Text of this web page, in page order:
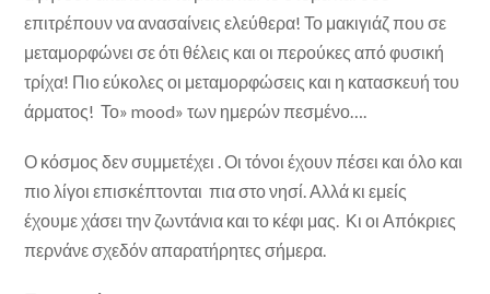
επιτρέπουν να ανασαίνεις ελεύθερα! Το μακιγιάζ που σε
μεταμορφώνει σε ότι θέλεις και οι περούκες από φυσική
τρίχα! Πιο εύκολες οι μεταμορφώσεις και η κατασκευή του
άρματος! Το» mood» των ημερών πεσμένο….
Ο κόσμος δεν συμμετέχει . Οι τόνοι έχουν πέσει και όλο και
πιο λίγοι επισκέπτονται πια στο νησί. Αλλά κι εμείς
έχουμε χάσει την ζωντάνια και το κέφι μας. Κι οι Απόκριες
περνάνε σχεδόν απαρατήρητες σήμερα.